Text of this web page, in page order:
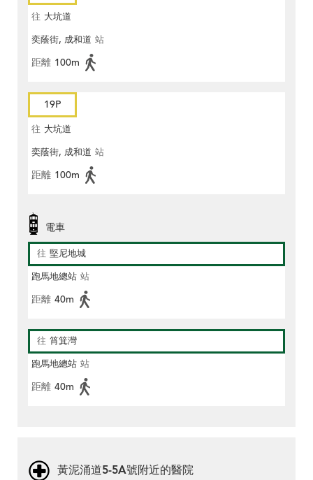
往 大坑道
奕蔭街, 成和道 站
距離 100m
19P
往 大坑道
奕蔭街, 成和道 站
距離 100m
電車
往 堅尼地城
跑馬地總站 站
距離 40m
往 筲箕灣
跑馬地總站 站
距離 40m
黃泥涌道5-5A號附近的醫院